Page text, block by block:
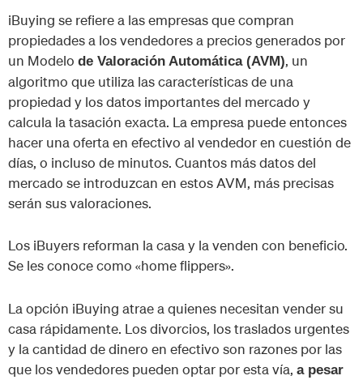
iBuying se refiere a las empresas que compran
propiedades a los vendedores a precios generados por
un Modelo de Valoración Automática (AVM), un
algoritmo que utiliza las características de una
propiedad y los datos importantes del mercado y
calcula la tasación exacta. La empresa puede entonces
hacer una oferta en efectivo al vendedor en cuestión de
días, o incluso de minutos. Cuantos más datos del
mercado se introduzcan en estos AVM, más precisas
serán sus valoraciones.
Los iBuyers reforman la casa y la venden con beneficio.
Se les conoce como «home flippers».
La opción iBuying atrae a quienes necesitan vender su
casa rápidamente. Los divorcios, los traslados urgentes
y la cantidad de dinero en efectivo son razones por las
que los vendedores pueden optar por esta vía, a pesar